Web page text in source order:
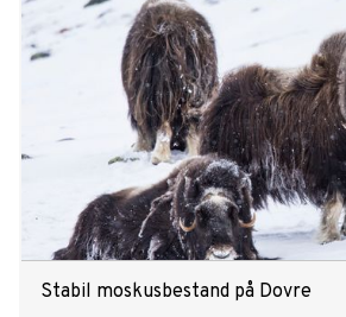
Stabil moskusbestand på Dovre